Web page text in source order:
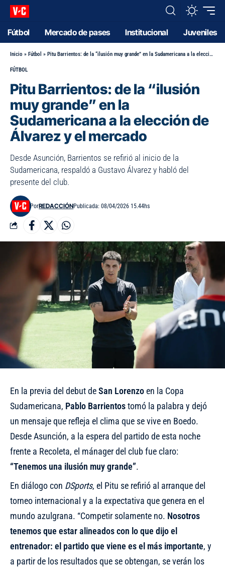
Fútbol Mercado de pases Institucional Juveniles
Inicio » Fútbol » Pitu Barrientos: de la “ilusión muy grande” en la Sudamericana a la elección de Álvarez y el mercado
FÚTBOL
Pitu Barrientos: de la “ilusión
muy grande” en la
Sudamericana a la elección de
Álvarez y el mercado
Desde Asunción, Barrientos se refirió al inicio de la
Sudamericana, respaldó a Gustavo Álvarez y habló del
presente del club.
PorREDACCIÓNPublicada: 08/04/2026 15.44hs
En la previa del debut deSan Lorenzoen la Copa
Sudamericana, Pablo Barrientostomó la palabra y dejó
un mensaje que refleja el clima que se vive en Boedo.
Desde Asunción, a la espera del partido de esta noche
frente a Recoleta, el mánager del club fue claro:
“Tenemos una ilusión muy grande”.
En diálogo con DSports, el Pitu se refirió al arranque del
torneo internacional y a la expectativa que genera en el
mundo azulgrana. “Competir solamente no. Nosotros
tenemos que estar alineados con lo que dijo el
entrenador: el partido que viene es el más importante, y
a partir de los resultados que se obtengan, se verán los